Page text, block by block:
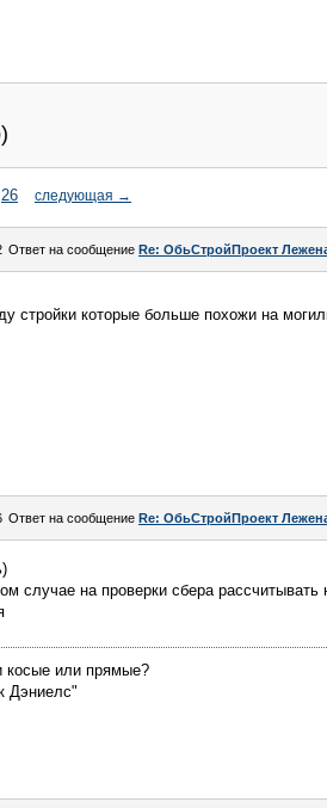
26 следующая →
Ответ на сообщение Re: ОбьСтройПроект
стройки которые больше похожи на
Ответ на сообщение Re: ОбьСтройПроект
случае на проверки сбера
косые или прямые?
Дэниелс"